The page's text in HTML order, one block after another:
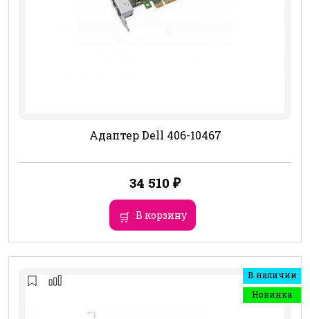
Адаптер Dell 406-10467
34 510 ₽
В корзину
В наличии
Новинка